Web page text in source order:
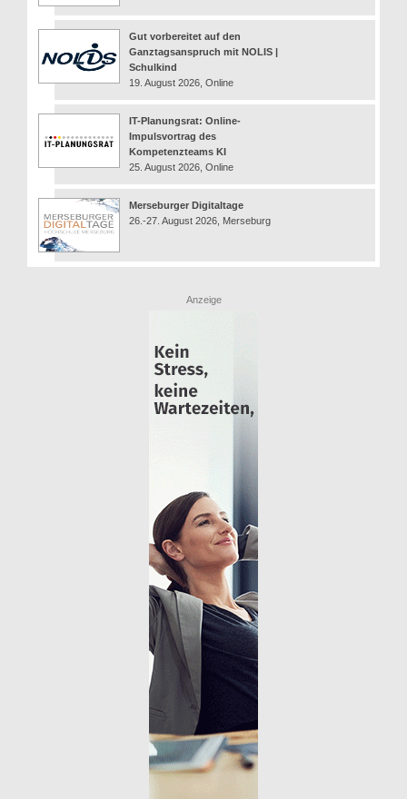
Gut vorbereitet auf den
Ganztagsanspruch mit NOLIS |
Schulkind
19. August 2026, Online
IT-Planungsrat: Online-
Impulsvortrag des
Kompetenzteams KI
25. August 2026, Online
Merseburger Digitaltage
26.-27. August 2026, Merseburg
Anzeige